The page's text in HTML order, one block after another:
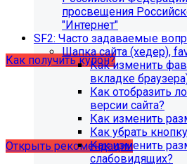
образовательной организации
корректной работы модуля
купон на него.
Как получить купон?
Что делать, если на
хватает места?
Открыть рекомендации
просвещения
"Интернет"
SF2: Часто задаваемые
Шапка сайта (хедер),
Как изменить
вкладке
Как отобразить
версии сайта?
Как изменить
Как убрать
Как изменить
слабовидящих?